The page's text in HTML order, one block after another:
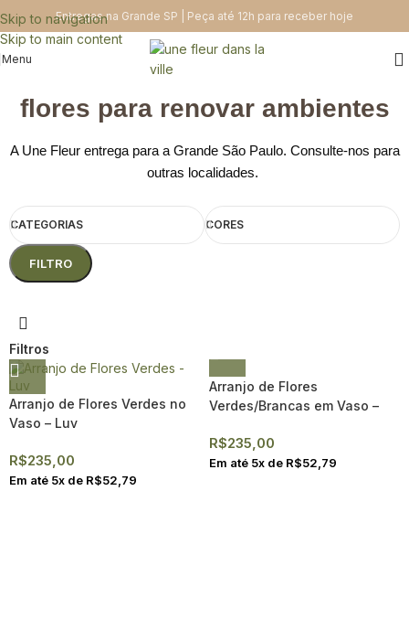
Skip to navigation
Skip to main content
Entregas na Grande SP | Peça até 12h para receber hoje
Menu
flores para renovar ambientes
A Une Fleur entrega para a Grande São Paulo. Consulte-nos para
outras localidades.
CATEGORIAS CORES
FILTRO
Filtros
Arranjo de Flores Verdes no
Vaso – Luv
R$235,00
Em até 5x de R$52,79
Arranjo de Flores
Verdes/Brancas em Vaso –
R$235,00
Em até 5x de R$52,79